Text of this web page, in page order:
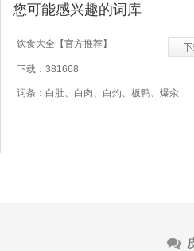
您可能感兴趣的词库
饮食大全【官方推荐】
下载：381668
词条：白肚、白肉、白灼、板鸭、爆氽